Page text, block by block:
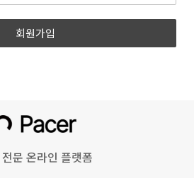
상호, 영업소 소재지 주소, 대표자의
신판매업신고번호, 개인정보관리책임자
수 있도록 사이트의 초기 화면에
.
자서명법』, 『정보통신망 이용촉진
률』, 『소비자기본법』 등 관련 법령을
우에는 적용일자 및 개정 사유를
일
(필수) 성명, 이메일, 휴대폰
번호, 비밀번호, 직무선택
(학생, 근로자)
불량 이용 기록 등),
기기정보(고유기기 식별값,
OS버전 등)
문 온라인 플랫폼